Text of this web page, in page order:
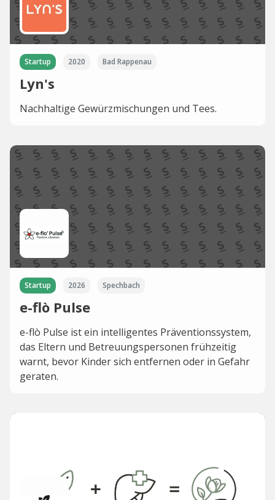
Startup 2020 Bad Rappenau
Lyn's
Nachhaltige Gewürzmischungen und Tees.
Startup 2026 Spechbach
e-flò Pulse
e-flò Pulse ist ein intelligentes Präventionssystem,
das Eltern und Betreuungspersonen frühzeitig
warnt, bevor Kinder sich entfernen oder in Gefahr
geraten.